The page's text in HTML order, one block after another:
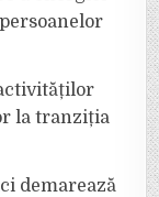
la tranziția
demarează